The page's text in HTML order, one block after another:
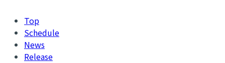
Top
Schedule
News
Release